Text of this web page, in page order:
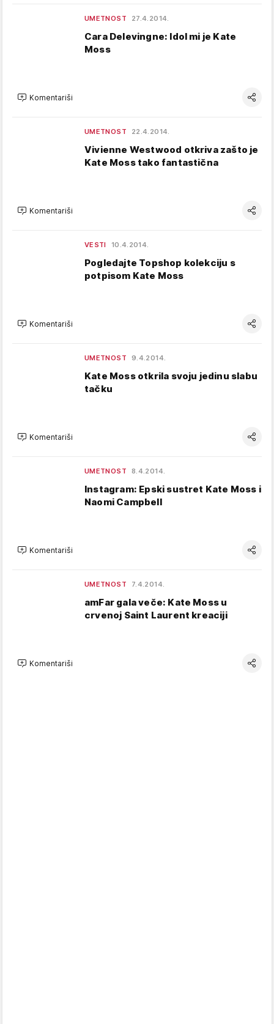
UMETNOST 27.4.2014.
Cara Delevingne: Idol mi je Kate
Moss
Komentariši
UMETNOST 22.4.2014.
Vivienne Westwood otkriva zašto je
Kate Moss tako fantastična
Komentariši
VESTI 10.4.2014.
Pogledajte Topshop kolekciju s
potpisom Kate Moss
Komentariši
UMETNOST 9.4.2014.
Kate Moss otkrila svoju jedinu slabu
tačku
Komentariši
UMETNOST 8.4.2014.
Instagram: Epski sustret Kate Moss i
Naomi Campbell
Komentariši
UMETNOST 7.4.2014.
amFar gala veče: Kate Moss u
crvenoj Saint Laurent kreaciji
Komentariši